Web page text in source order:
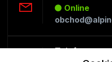
Online
Telefon :